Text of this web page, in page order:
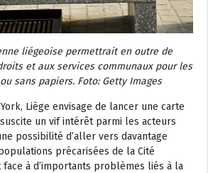
liégeoise permettrait en outre de
et aux services communaux pour les
sans papiers. Foto: Getty Images
Liège envisage de lancer une carte
suscite un vif intérêt parmi les acteurs
possibilité d’aller vers davantage
précarisées de la Cité
à d’importants problèmes liés à la